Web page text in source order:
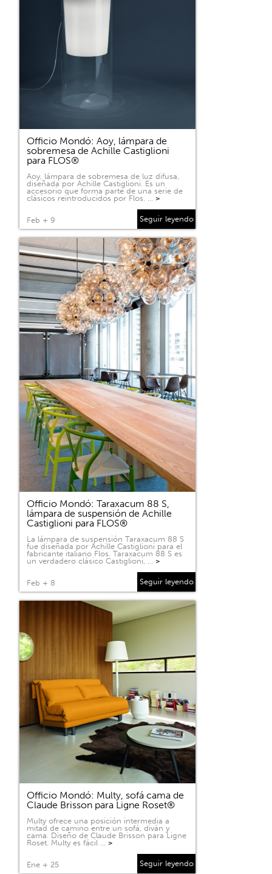
Officio Mondó: Aoy, lámpara de
sobremesa de Achille Castiglioni
para FLOS®
Aoy, lámpara de sobremesa de luz difusa,
diseñada por Achille Castiglioni. Es un
accesorio que forma parte de una serie de
clásicos reintroducidos por Flos. … >
Feb + 9 Seguir leyendo
Officio Mondó: Taraxacum 88 S,
lámpara de suspensión de Achille
Castiglioni para FLOS®
La lámpara de suspensión Taraxacum 88 S
fue diseñada por Achille Castiglioni para el
fabricante italiano Flos. Taraxacum 88 S es
un verdadero clásico Castiglioni, … >
Feb + 8 Seguir leyendo
Officio Mondó: Multy, sofá cama de
Claude Brisson para Ligne Roset®
Multy ofrece una posición intermedia a
mitad de camino entre un sofá, diván y
cama. Diseño de Claude Brisson para Ligne
Roset. Multy es fácil … >
Ene + 25 Seguir leyendo